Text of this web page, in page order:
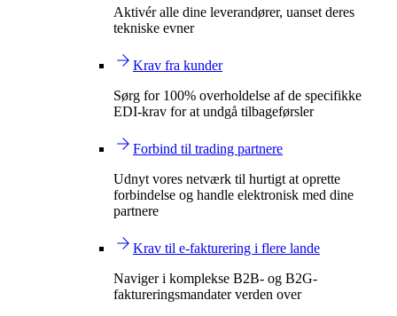
Aktivér alle dine leverandører, uanset deres
tekniske evner
Krav fra kunder
Sørg for 100% overholdelse af de specifikke
EDI-krav for at undgå tilbageførsler
Forbind til trading partnere
Udnyt vores netværk til hurtigt at oprette
forbindelse og handle elektronisk med dine
partnere
Krav til e-fakturering i flere lande
Naviger i komplekse B2B- og B2G-
faktureringsmandater verden over